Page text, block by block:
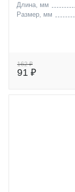
Длина, мм
Размер, мм
162 ₽
91 ₽